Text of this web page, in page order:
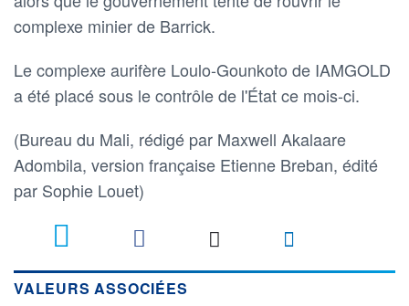
complexe minier de Barrick.
Le complexe aurifère Loulo-Gounkoto de IAMGOLD
a été placé sous le contrôle de l'État ce mois-ci.
(Bureau du Mali, rédigé par Maxwell Akalaare
Adombila, version française Etienne Breban, édité
par Sophie Louet)
VALEURS ASSOCIÉES